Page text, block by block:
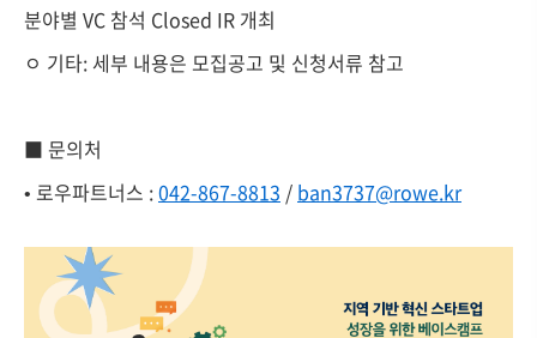
분야별 VC 참석 Closed IR 개최
ㅇ 기타: 세부 내용은 모집공고 및 신청서류 참고
■ 문의처
• 로우파트너스 :042-867-8813 / ban3737@rowe.kr